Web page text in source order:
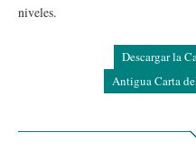
niveles.
Descargar la
Antigua Carta